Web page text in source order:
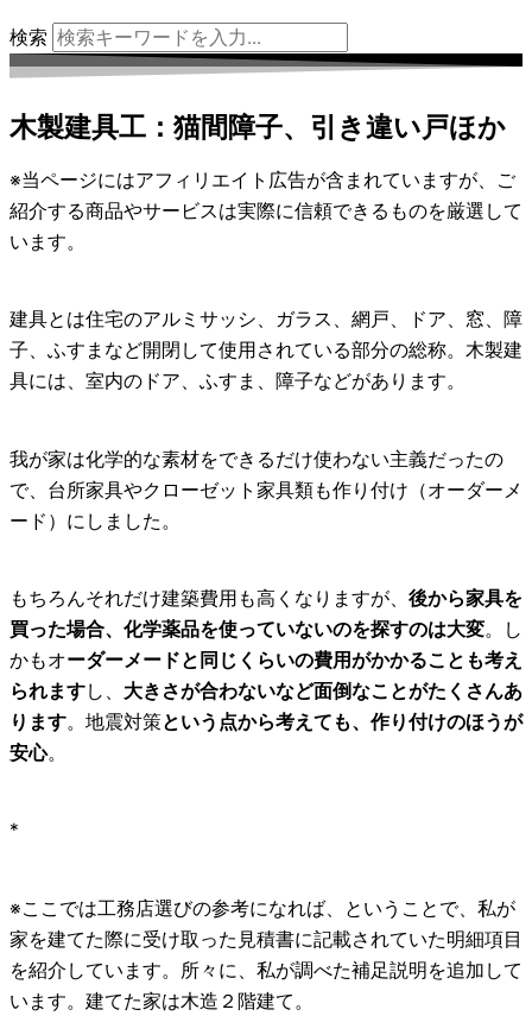
検索
木製建具工：猫間障子、引き違い戸ほか
※当ページにはアフィリエイト広告が含まれていますが、ご
紹介する商品やサービスは実際に信頼できるものを厳選して
います。
建具とは住宅のアルミサッシ、ガラス、網戸、ドア、窓、障
子、ふすまなど開閉して使用されている部分の総称。木製建
具には、室内のドア、ふすま、障子などがあります。
我が家は化学的な素材をできるだけ使わない主義だったの
で、台所家具やクローゼット家具類も作り付け（オーダーメ
ード）にしました。
もちろんそれだけ建築費用も高くなりますが、 後から家具を
買った場合、化学薬品を使っていないのを探すのは大変。し
かもオーダーメードと同じくらいの費用がかかることも考え
られますし、 大きさが合わないなど面倒なことがたくさんあ
ります。地震対策という点から考えても、作り付けのほうが
安心。
*
※ここでは工務店選びの参考になれば、ということで、私が
家を建てた際に受け取った見積書に記載されていた明細項目
を紹介しています。所々に、私が調べた補足説明を追加して
います。建てた家は木造２階建て。